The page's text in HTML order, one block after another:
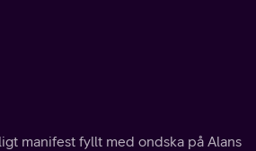
manifest fyllt med ondska på Alans